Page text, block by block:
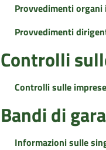
Provvedimenti
Provvedimenti
Controlli
Controlli sulle imprese
Bandi di
Informazioni sulle